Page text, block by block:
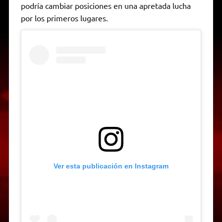
podría cambiar posiciones en una apretada lucha
por los primeros lugares.
Ver esta publicación en Instagram